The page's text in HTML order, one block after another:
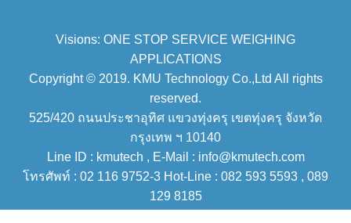
Visions: ONE STOP SERVICE WEIGHING
APPLICATIONS
Copyright © 2019. KMU Technology Co.,Ltd All rights
reserved.
525/420 ถนนประชาอุทิศ แขวงทุ่งครุ เขตทุ่งครุ จังหวัด
กรุงเทพ ฯ 10140
Line ID : kmutech , E-Mail : info@kmutech.com
โทรศัพท์ : 02 116 9752-3 Hot-Line : 082 593 5593 , 089
129 8185